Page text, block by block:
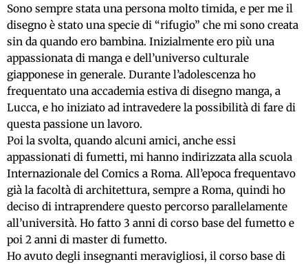
Sono sempre stata una persona molto timida, e per me il
disegno è stato una specie di “rifugio” che mi sono creata
sin da quando ero bambina. Inizialmente ero più una
appassionata di manga e dell’universo culturale
giapponese in generale. Durante l’adolescenza ho
frequentato una accademia estiva di disegno manga, a
Lucca, e ho iniziato ad intravedere la possibilità di fare di
questa passione un lavoro.
Poi la svolta, quando alcuni amici, anche essi
appassionati di fumetti, mi hanno indirizzata alla scuola
Internazionale del Comics a Roma. All’epoca frequentavo
già la facoltà di architettura, sempre a Roma, quindi ho
deciso di intraprendere questo percorso parallelamente
all’università. Ho fatto 3 anni di corso base del fumetto e
poi 2 anni di master di fumetto.
Ho avuto degli insegnanti meravigliosi, il corso base di